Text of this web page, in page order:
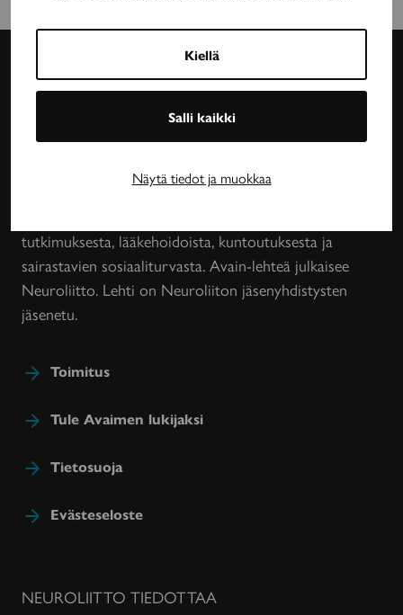
Kiellä
Salli kaikki
Näytä tiedot ja muokkaa
Avain-
ja asiantuntevaa tietoa MS-taudin, neurologisten
tutkimuksesta, lääkehoidoista, kuntoutuksesta ja
sairastavien sosiaaliturvasta. Avain-lehteä julkaisee
Neuroliitto. Lehti on Neuroliiton jäsenyhdistysten
jäsenetu.
Toimitus
Tule Avaimen lukijaksi
Tietosuoja
Evästeseloste
NEUROLIITTO TIEDOTTAA